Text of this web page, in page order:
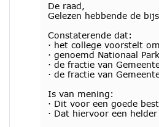
De raad,
Gelezen hebbende de
Constaterende dat:
· het college voorstelt
· genoemd Nationaal
· de fractie van
· de fractie van
Is van mening:
· Dit voor een goede
· Dat hiervoor een